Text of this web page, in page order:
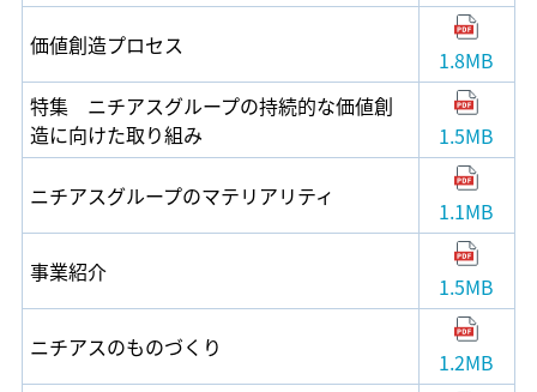
価値創造プロセス
1.8MB
特集 ニチアスグループの持続的な価値創
造に向けた取り組み
1.5MB
ニチアスグループのマテリアリティ
1.1MB
事業紹介
1.5MB
ニチアスのものづくり
1.2MB